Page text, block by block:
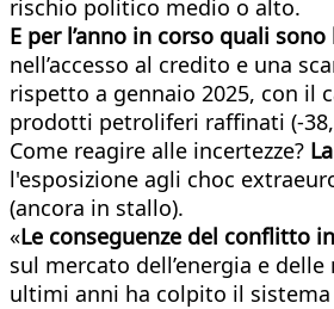
rischio politico medio o alto.
E per l’anno in corso quali
nell’accesso al credito e una
rispetto a gennaio 2025, con il
prodotti petroliferi raffinati (-
Come reagire alle incertezze?
l'esposizione agli choc
(ancora in stallo).
«Le conseguenze del conflitto
sul mercato dell’energia e
ultimi anni ha colpito il